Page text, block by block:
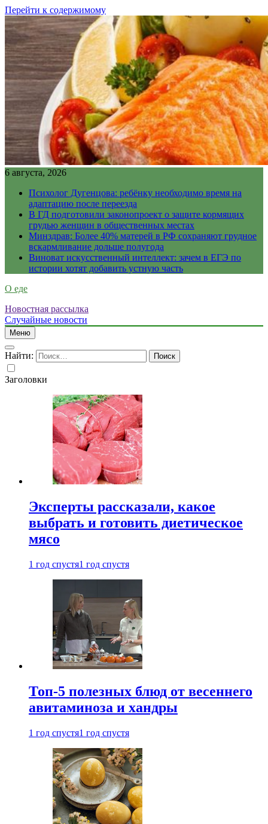
Перейти к содержимому
6 августа, 2026
Психолог Дугенцова: ребёнку необходимо время на
адаптацию после переезда
В ГД подготовили законопроект о защите кормящих
грудью женщин в общественных местах
Минздрав: Более 40% матерей в РФ сохраняют грудное
вскармливание дольше полугода
Виноват искусственный интеллект: зачем в ЕГЭ по
истории хотят добавить устную часть
О еде
Новостная рассылка
Случайные новости
Меню
Найти:
Заголовки
Эксперты рассказали, какое
выбрать и готовить диетическое
мясо
1 год спустя1 год спустя
Топ-5 полезных блюд от весеннего
авитаминоза и хандры
1 год спустя1 год спустя